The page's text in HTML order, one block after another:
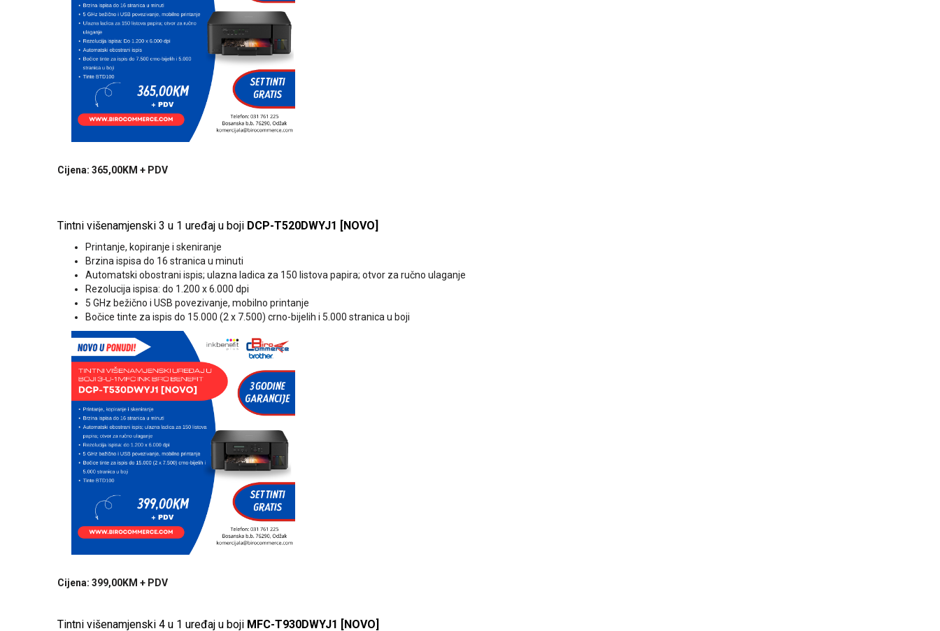
Cijena: 365,00KM + PDV
Tintni višenamjenski 3 u 1 uređaj u boji DCP-T520DWYJ1 [NOVO]
Printanje, kopiranje i skeniranje
Brzina ispisa do 16 stranica u minuti
Automatski obostrani ispis; ulazna ladica za 150 listova papira; otvor za ručno ulaganje
Rezolucija ispisa: do 1.200 x 6.000 dpi
5 GHz bežično i USB povezivanje, mobilno printanje
Bočice tinte za ispis do 15.000 (2 x 7.500) crno-bijelih i 5.000 stranica u boji
Cijena: 399,00KM + PDV
Tintni višenamjenski 4 u 1 uređaj u boji MFC-T930DWYJ1 [NOVO]